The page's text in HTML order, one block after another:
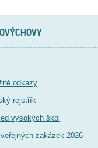
odkazy
rejstřík
vysokých škol
zakázek 2026